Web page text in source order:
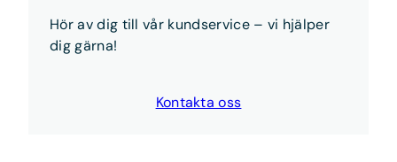
Kort sagt:Anmäl flytten och teckna nytt avtal —
Hör av dig till vår kundservice – vi hjälper
dig gärna!
Kontakta oss